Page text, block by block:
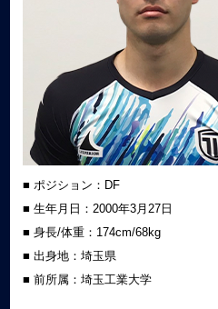
■ ポジション：DF
■ 生年月日：2000年3月27日
■ 身長/体重：174cm/68kg
■ 出身地：埼玉県
■ 前所属：埼玉工業大学